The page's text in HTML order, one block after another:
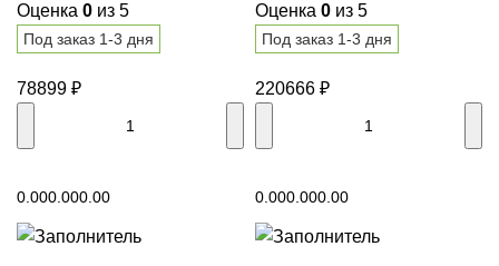
Оценка 0 из 5
Под заказ 1-3 дня
78899 ₽
0.000.000.00
Оценка 0 из 5
Под заказ 1-3 дня
220666 ₽
0.000.000.00